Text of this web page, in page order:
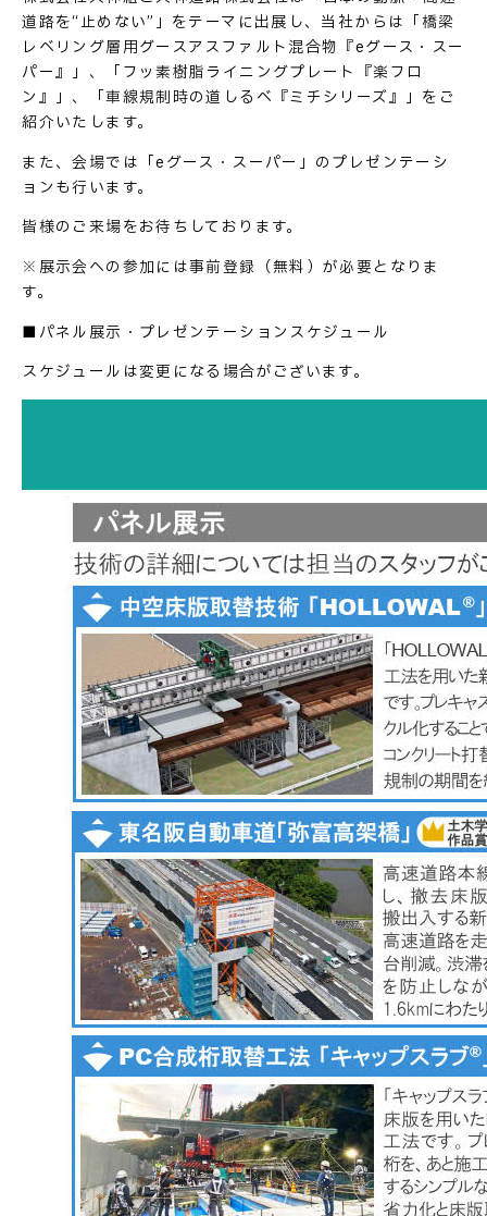
道路を“止めない”」をテーマに出展し、当社からは「橋梁
レベリング層用グースアスファルト混合物『eグース・スー
パー』」、「フッ素樹脂ライニングプレート『楽フロ
ン』」、「車線規制時の道しるべ『ミチシリーズ』」をご
紹介いたします。
また、会場では「eグース・スーパー」のプレゼンテーシ
ョンも行います。
皆様のご来場をお待ちしております。
※展示会への参加には事前登録（無料）が必要となりま
す。
■パネル展示・プレゼンテーションスケジュール
スケジュールは変更になる場合がございます。